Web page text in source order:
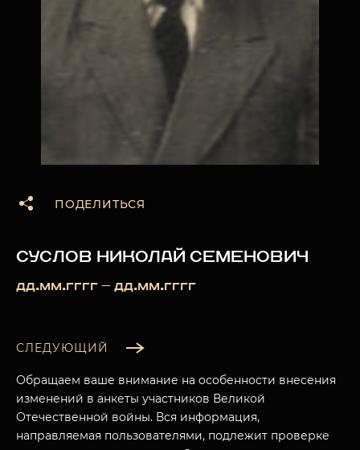
ПОДЕЛИТЬСЯ
СУСЛОВ НИКОЛАЙ СЕМЕНОВИЧ
дд.мм.гггг — дд.мм.гггг
СЛЕДУЮЩИЙ
Обращаем ваше внимание на особенности внесения
изменений в анкеты участников Великой
Отечественной войны. Вся информация,
направляемая пользователями, подлежит проверке